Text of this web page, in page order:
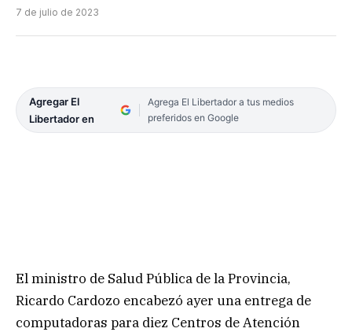
7 de julio de 2023
Agregar El
Libertador en
Agrega El Libertador a tus medios
preferidos en Google
El ministro de Salud Pública de la Provincia,
Ricardo Cardozo encabezó ayer una entrega de
computadoras para diez Centros de Atención